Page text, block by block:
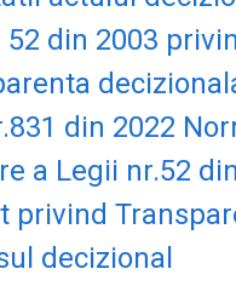
52 din 2003
din 2022
a Legii nr.52
privind
decizional